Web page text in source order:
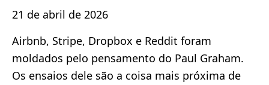
21 de abril de 2026
Airbnb, Stripe, Dropbox e Reddit foram
moldados pelo pensamento do Paul Graham.
Os ensaios dele são a coisa mais próxima de